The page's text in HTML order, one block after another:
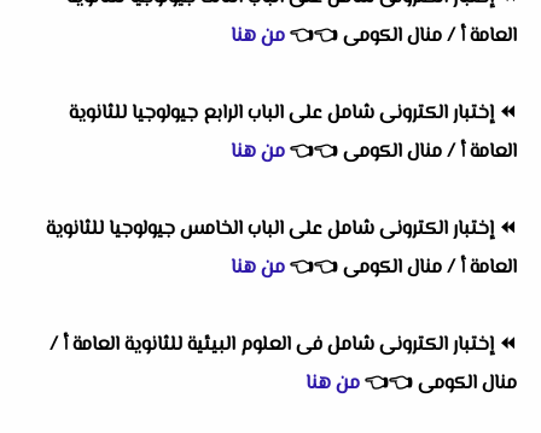
العامة أ / منال الكومى👈
👈من هنا
⏪إختبار الكترونى شامل على الباب الرابع جيولوجيا للثانوية
العامة أ / منال الكومى👈
👈من هنا
⏪إختبار الكترونى شامل على الباب الخامس جيولوجيا للثانوية
العامة أ / منال الكومى👈
👈من هنا
⏪إختبار الكترونى شامل فى العلوم البيئية للثانوية العامة أ /
منال الكومى👈
👈من هنا